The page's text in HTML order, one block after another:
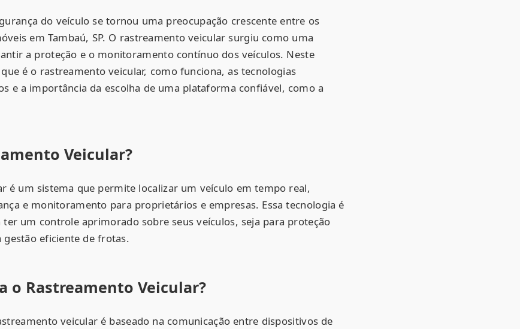
do veículo se tornou uma preocupação crescente entre os
em Tambaú, SP. O rastreamento veicular surgiu como uma
a proteção e o monitoramento contínuo dos veículos. Neste
é o rastreamento veicular, como funciona, as tecnologias
e a importância da escolha de uma plataforma confiável, como a
Veicular?
é um sistema que permite localizar um veículo em tempo real,
e monitoramento para proprietários e empresas. Essa tecnologia é
ter um controle aprimorado sobre seus veículos, seja para proteção
eficiente de frotas.
o Rastreamento Veicular?
veicular é baseado na comunicação entre dispositivos de